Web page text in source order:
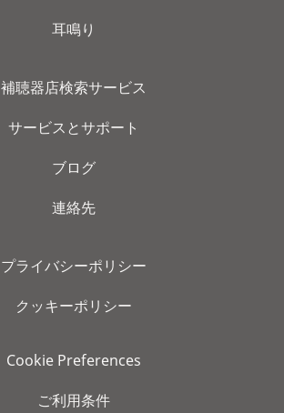
耳鳴り
補聴器店検索サービス
サービスとサポート
ブログ
連絡先
プライバシーポリシー
クッキーポリシー
Cookie Preferences
ご利用条件